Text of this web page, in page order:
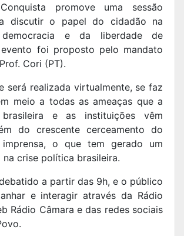
promove uma sessão
discutir o papel do cidadão na
e da liberdade de
evento foi proposto pelo mandato
Cori (PT).
será realizada virtualmente, se faz
meio a todas as ameaças que a
brasileira e as instituições vêm
do crescente cerceamento do
o que tem gerado um
na crise política brasileira.
a partir das 9h, e o público
e interagir através da Rádio
Rádio Câmara e das redes sociais